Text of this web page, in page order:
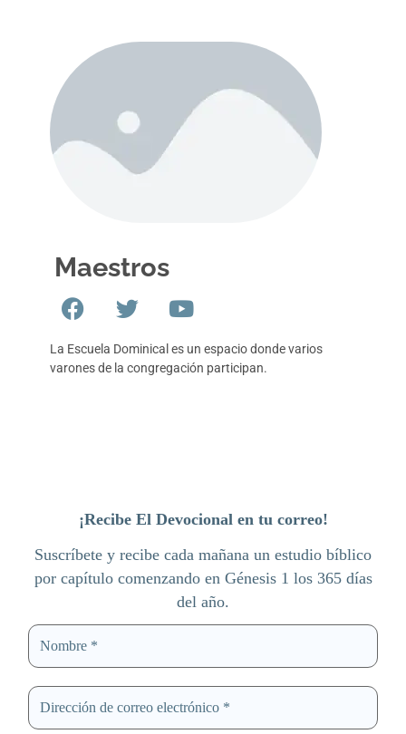
Maestros
La Escuela Dominical es un espacio donde varios
varones de la congregación participan.
¡Recibe El Devocional en tu correo!
Suscríbete y recibe cada mañana un estudio bíblico
por capítulo comenzando en Génesis 1 los 365 días
del año.